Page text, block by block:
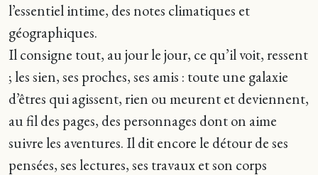
l’essentiel intime, des notes climatiques et
géographiques.
Il consigne tout, au jour le jour, ce qu’il voit, ressent
; les sien, ses proches, ses amis : toute une galaxie
d’êtres qui agissent, rien ou meurent et deviennent,
au fil des pages, des personnages dont on aime
suivre les aventures. Il dit encore le détour de ses
pensées, ses lectures, ses travaux et son corps